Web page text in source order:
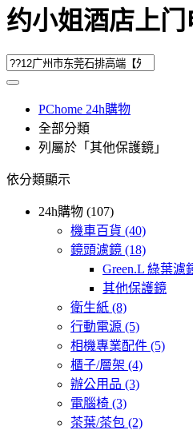
约小姐酒店上门
PChome 24h購物
全部分類
列屬於「其他保護鏡」
依分類顯示
24h購物 (107)
機車百貨 (40)
鏡頭濾鏡 (18)
Green.L 綠葉濾
其他保護鏡
衛生紙 (8)
行動電源 (5)
相機專業配件 (5)
櫃子/層架 (4)
辦公用品 (3)
電腦椅 (3)
茶葉/茶包 (2)